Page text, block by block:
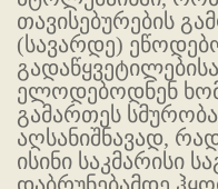
თავისებურების
(სავარდე)
ელოდებოდნენ
გამართეს
აღსანიშნავად,
ისინი საკმარისი